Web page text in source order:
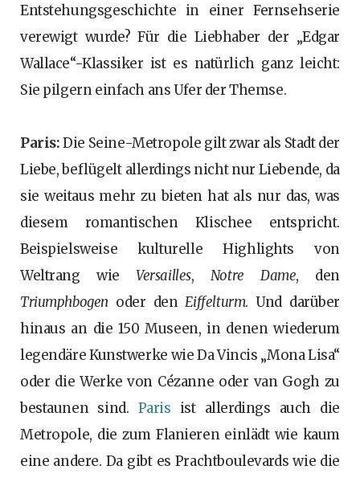
Entstehungsgeschichte in einer Fernsehserie
verewigt wurde? Für die Liebhaber der „Edgar
Wallace“-Klassiker ist es natürlich ganz leicht:
Sie pilgern einfach ans Ufer der Themse.
Paris:Die Seine-Metropole gilt zwar als Stadt der
Liebe, beflügelt allerdings nicht nur Liebende, da
sie weitaus mehr zu bieten hat als nur das, was
diesem romantischen Klischee entspricht.
Beispielsweise kulturelle Highlights von
Weltrang wieVersailles, Notre Dame, den
Triumphbogenoder denEiffelturm. Und darüber
hinaus an die 150 Museen, in denen wiederum
legendäre Kunstwerke wie Da Vincis „Mona Lisa“
oder die Werke von Cézanne oder van Gogh zu
bestaunen sind. Paris ist allerdings auch die
Metropole, die zum Flanieren einlädt wie kaum
eine andere. Da gibt es Prachtboulevards wie die